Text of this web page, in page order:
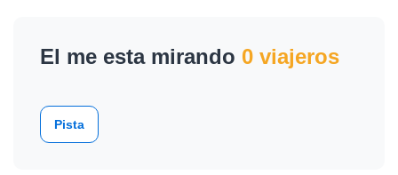
El me esta mirando 0 viajeros
Pista